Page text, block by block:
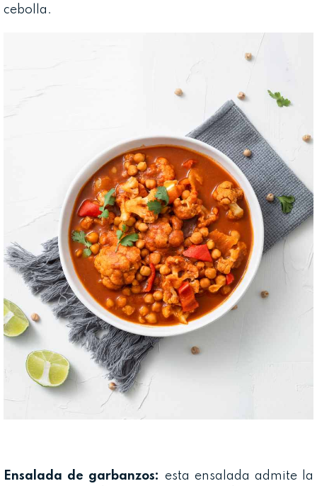
cebolla.
Ensalada de garbanzos: esta ensalada admite la